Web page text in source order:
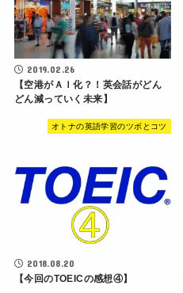
2019.02.26
【空港がＡＩ化？！英会話がどん
どん減っていく未来】
オトナの英語学習のツボとコツ
2018.08.20
【今回のTOEICの感想④】